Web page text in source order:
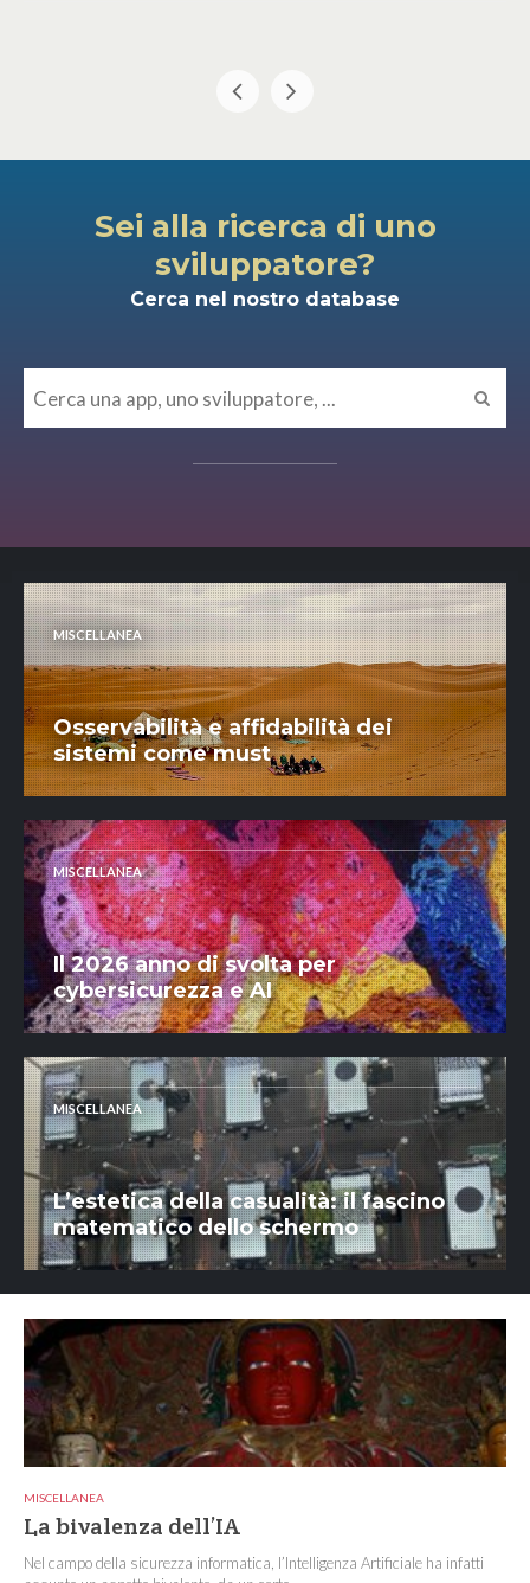
Sei alla ricerca di uno
sviluppatore?
Cerca nel nostro database
MISCELLANEA
Osservabilità e affidabilità dei
sistemi come must
MISCELLANEA
Il 2026 anno di svolta per
cybersicurezza e AI
MISCELLANEA
L’estetica della casualità: il fascino
matematico dello schermo
MISCELLANEA
La bivalenza dell’IA
Nel campo della sicurezza informatica, l’Intelligenza Artificiale ha infatti